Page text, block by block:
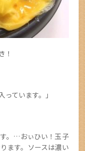
！
ています。」
。…おぃひい！玉子
ます。ソースは濃い